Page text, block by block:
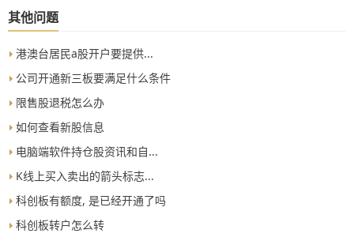
其他问题
港澳台居民a股开户要提供...
公司开通新三板要满足什么条件
限售股退税怎么办
如何查看新股信息
电脑端软件持仓股资讯和自...
K线上买入卖出的箭头标志...
科创板有额度, 是已经开通了吗
科创板转户怎么转